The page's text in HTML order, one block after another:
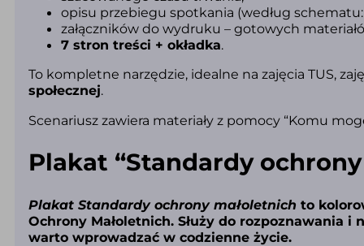
opisu przebiegu spotkania (według
załączników do wydruku – gotowych
7 stron treści + okładka.
To kompletne narzędzie, idealne na zajęcia TUS,
społecznej.
Scenariusz zawiera materiały z pomocy “Komu
Plakat “Standardy
Plakat Standardy ochrony małoletnichto
Ochrony Małoletnich. Służy do rozpoznawania
warto wprowadzać w codzienne życie.